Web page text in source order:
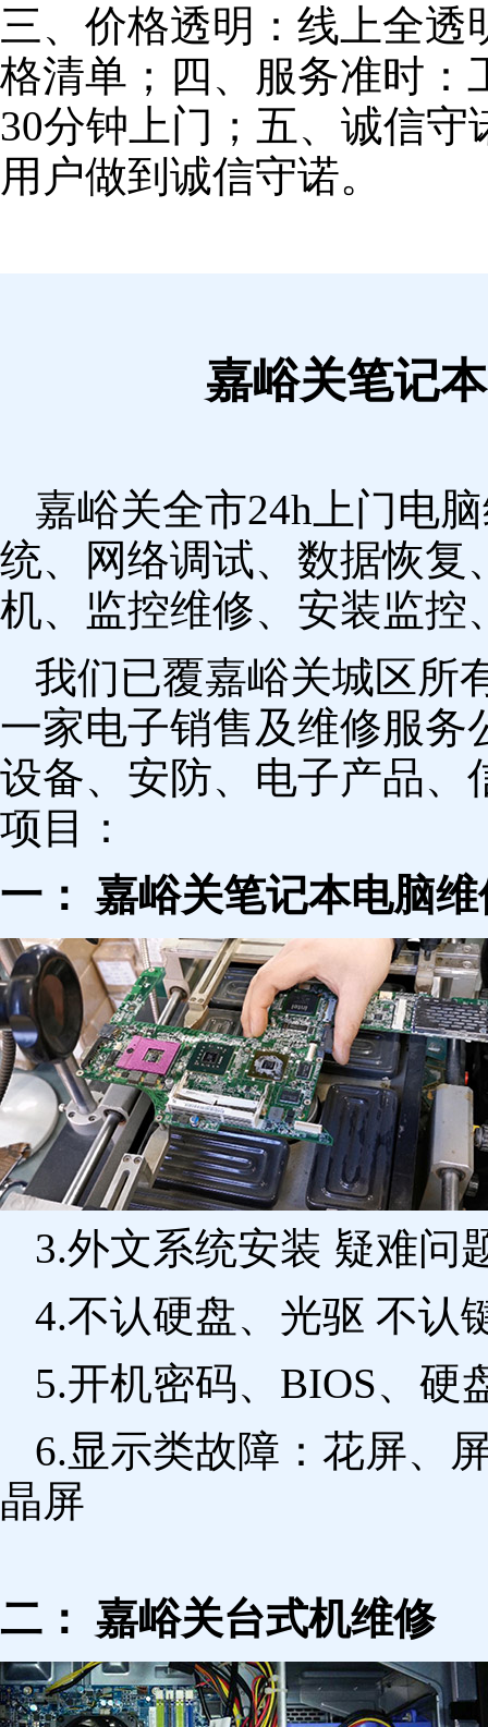
三、价格透明：线上全
格清单；四、服务准时：
30分钟上门；五、诚信
用户做到诚信守诺。
嘉峪关笔记
嘉峪关全市24h上门电
统、网络调试、数据恢复
机、监控维修、安装监控
我们已覆嘉峪关城区所
一家电子销售及维修服务
设备、安防、电子产品、
项目：
一： 嘉峪关笔记本电脑维
3.外文系统安装 疑难问
4.不认硬盘、光驱 不认
5.开机密码、BIOS、硬
6.显示类故障：花屏、
晶屏
二： 嘉峪关台式机维修